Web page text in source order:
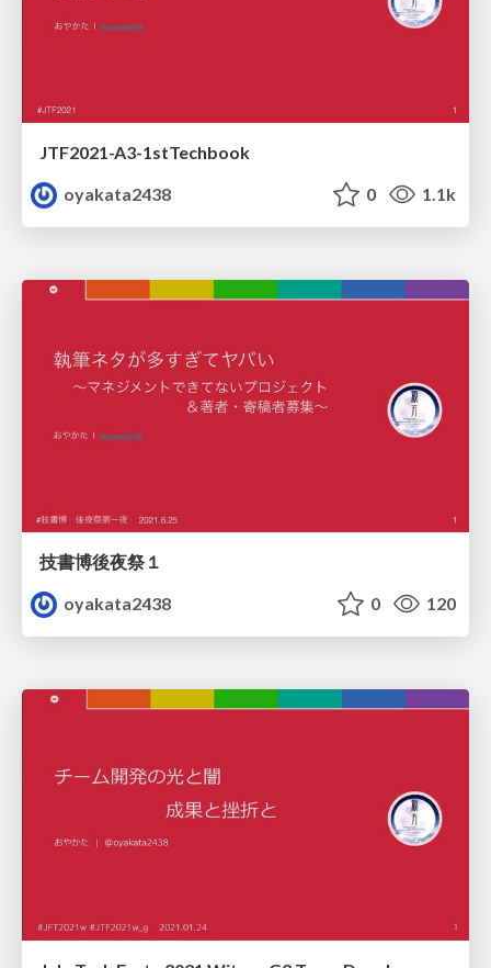
JTF2021-A3-1stTechbook
oyakata2438
0 1.1k
技書博後夜祭１
oyakata2438
0 120